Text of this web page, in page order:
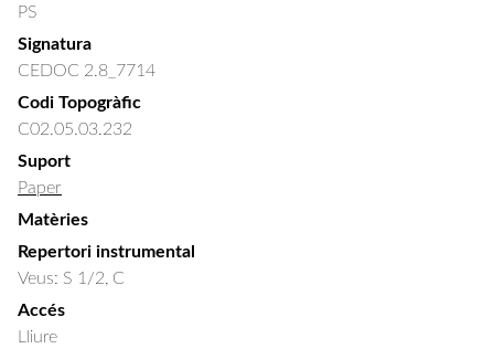
PS
Signatura
CEDOC 2.8_7714
Codi Topogràfic
C02.05.03.232
Suport
Paper
Matèries
Repertori instrumental
Veus: S 1/2, C
Accés
Lliure